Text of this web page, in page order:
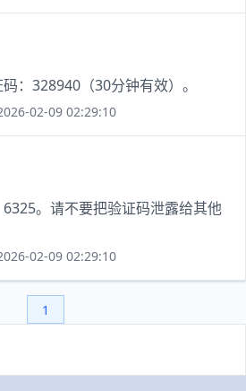
：328940（30分钟有效）。
02-09 02:29:10
6325。请不要把验证码泄露给其他
02-09 02:29:10
1